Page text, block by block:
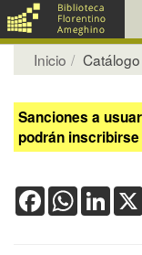
Inicio Catálogo
Sanciones a
podrán
FacebookWhatsApp